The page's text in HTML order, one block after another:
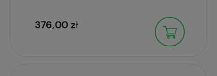
376,00 zł